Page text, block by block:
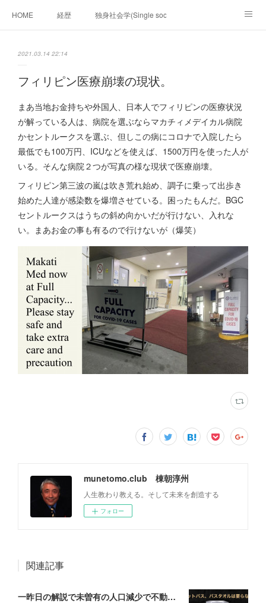
HOME 経歴 独身社会学(Single sociology)と高齢化社会学
移動出来て、工場で作る建物。未来２１００研究所
「心神の夢想２０２０」 フィリピンマンションは買うべきでは無い理由は全
海外生活の掟
フィリピンの問題点 フィリピンの歴史
フィリピン経済談義 ファッションを考える 漫画
未来２１００研究所他のアイデアマニラ男の手料理 総集編
https://globalclub.amebaownd.com/
2021.03.14 22:14
フィリピン医療崩壊の現状。
まあ当地お金持ちや外国人、日本人でフィリピンの医療状況
が解っている人は、病院を選ぶならマカチィメデイカル病院
かセントルークスを選ぶ、但しこの病にコロナで入院したら
最低でも100万円、ICUなどを使えば、1500万円を使った人が
いる。そんな病院２つが写真の様な現状で医療崩壊。
フィリピン第三波の嵐は吹き荒れ始め、調子に乗って出歩き
始めた人達が感染数を爆増させている。困ったもんだ。BGC
セントルークスはうちの斜め向かいだが行けない、入れな
い。まあお金の事も有るので行けないが（爆笑）
munetomo.club 棟朝淳州
人生教わり教える。そして未来を創造する
フォロー
関連記事
一昨日の解説で未曽有の人口減少で不動産は無価値、昨日はそうなった時の建造物について解説、今日からはその設備について解説をして行く。